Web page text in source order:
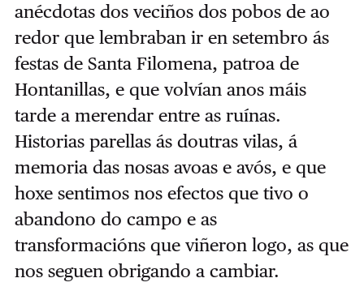
anécdotas dos veciños dos pobos de ao
redor que lembraban ir en setembro ás
festas de Santa Filomena, patroa de
Hontanillas, e que volvían anos máis
tarde a merendar entre as ruínas.
Historias parellas ás doutras vilas, á
memoria das nosas avoas e avós, e que
hoxe sentimos nos efectos que tivo o
abandono do campo e as
transformacións que viñeron logo, as que
nos seguen obrigando a cambiar.